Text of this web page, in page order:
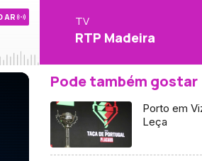
AR TV
RTP Madeira
Pode também gostar
Porto em
Leça